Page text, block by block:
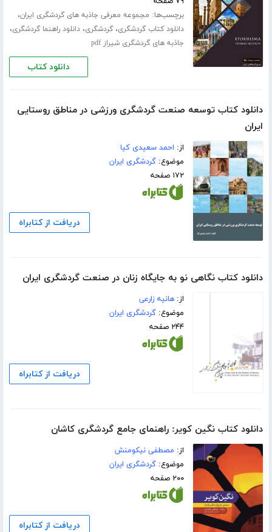
برچسب‌ها: مجموعه معرفی جاذبه های گردشگری ایران،
دانلود کتاب گردشگری،گردشگری،دانلود راهنما گردشگری،
جاذبه های گردشگری شیراز pdf
دانلود کتاب
دانلود کتاب توسعه صنعت گردشگری ورزشی در مناطق روستایی
ایران
از: احمد سعیدی کیا
موضوع:گردشگری ایران
۱۷۲ صفحه
دریافت از کتابراه
دانلود کتاب نگاهی نو به جایگاه زنان در صنعت گردشگری ایران
از:هانیه زارعی
موضوع:گردشگری ایران
۲۴۴ صفحه
دریافت از کتابراه
دانلود کتاب نگین کویر: راهنمای جامع گردشگری کاشان
از: مصطفی نیکومنش
موضوع:گردشگری ایران
۲۰۰ صفحه
دریافت از کتابراه